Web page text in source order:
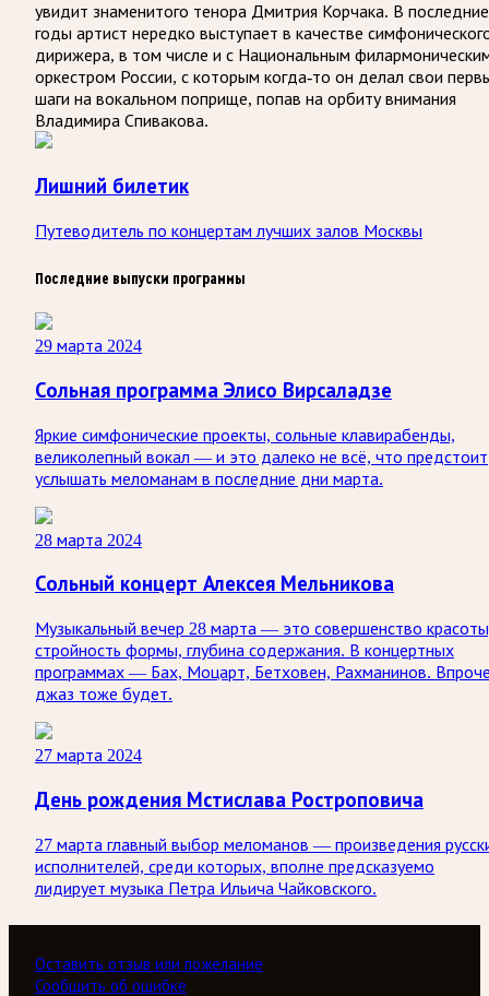
увидит знаменитого тенора Дмитрия Корчака. В последние
годы артист нередко выступает в качестве
дирижера, в том числе и с Национальным
оркестром России, с которым когда-то он делал свои
шаги на вокальном поприще, попав на орбиту внимания
Владимира Спивакова.
Лишний билетик
Путеводитель по концертам лучших залов Москвы
Последние выпуски программы
29 марта 2024
Сольная программа Элисо Вирсаладзе
Яркие симфонические проекты, сольные клавирабенды,
великолепный вокал — и это далеко не всё, что предстоит
услышать меломанам в последние дни марта.
28 марта 2024
Сольный концерт Алексея Мельникова
Музыкальный вечер 28 марта — это совершенство
стройность формы, глубина содержания. В концертных
программах — Бах, Моцарт, Бетховен, Рахманинов.
джаз тоже будет.
27 марта 2024
День рождения Мстислава Ростроповича
27 марта главный выбор меломанов — произведения
исполнителей, среди которых, вполне предсказуемо
лидирует музыка Петра Ильича Чайковского.
Оставить отзыв или пожелание
Сообщить об ошибке